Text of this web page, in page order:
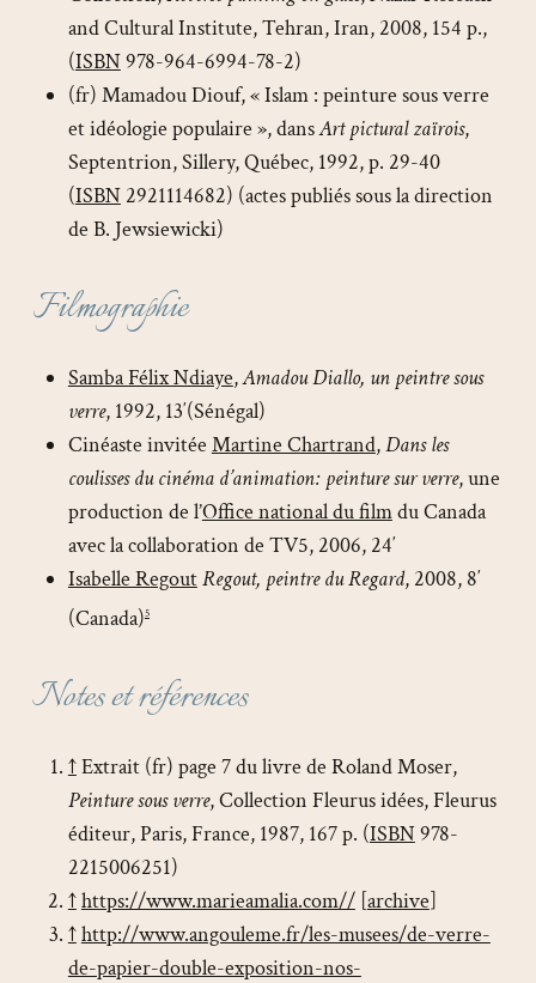
and Cultural Institute, Tehran, Iran, 2008, 154 p.,
(ISBN978-964-6994-78-2)
(fr) Mamadou Diouf, « Islam : peinture sous verre
et idéologie populaire », dansArt pictural zaïrois,
Septentrion, Sillery, Québec, 1992, p. 29-40
(ISBN2921114682) (actes publiés sous la direction
de B. Jewsiewicki)
Filmographie
Samba Félix Ndiaye,Amadou Diallo, un peintre sous
verre, 1992, 13′(Sénégal)
Cinéaste invitée Martine Chartrand,Dans les
coulisses du cinéma d’animation: peinture sur verre, une
production de l’Office national du filmdu Canada
avec la collaboration de TV5, 2006, 24′
Isabelle RegoutRegout, peintre du Regard, 2008, 8′
(Canada)5
Notes et références
↑Extrait (fr) page 7 du livre de Roland Moser,
Peinture sous verre, Collection Fleurus idées, Fleurus
éditeur, Paris, France, 1987, 167 p. (ISBN978-
2215006251)
↑https://www.marieamalia.com//[archive]
↑http://www.angouleme.fr/les-musees/de-verre-
de-papier-double-exposition-nos-